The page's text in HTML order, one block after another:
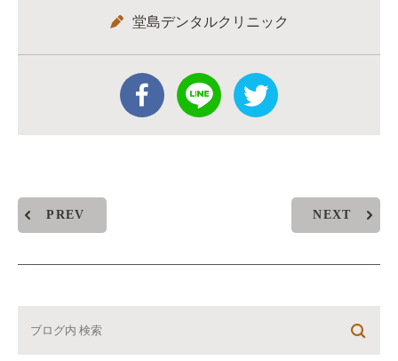
堂島デンタルクリニック
PREV NEXT